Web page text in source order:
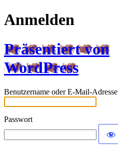
Anmelden
Präsentiert von
WordPress
Benutzername oder E-Mail-Adresse
Passwort